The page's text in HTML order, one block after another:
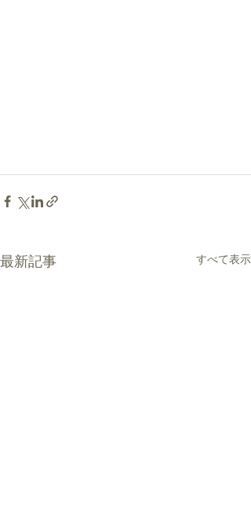
最新記事 すべて表示